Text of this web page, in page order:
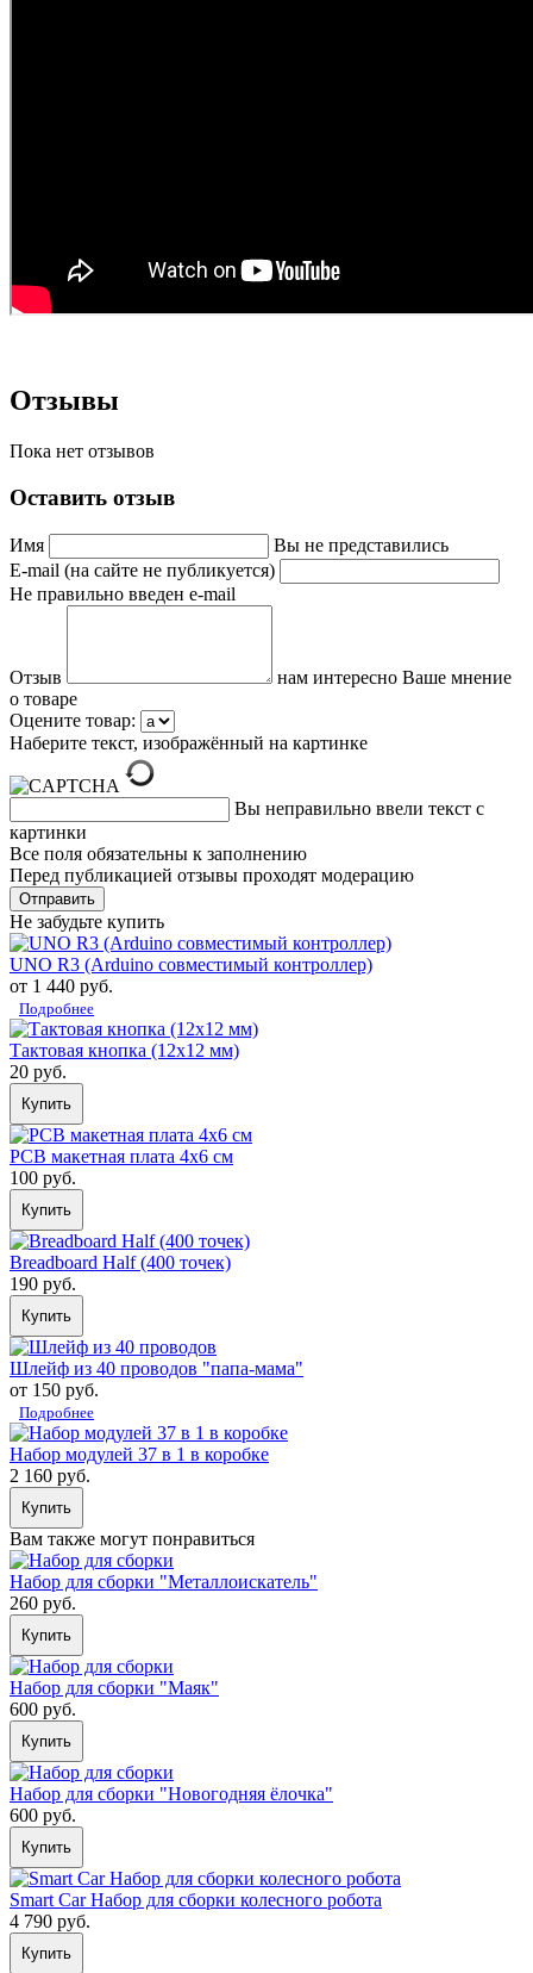
Отзывы
Пока нет отзывов
Оставить отзыв
Имя
Вы не представились
E-mail (на сайте не публикуется)
Не правильно введен e-mail
Отзыв
нам интересно Ваше мнение
о товаре
Оцените товар:
Наберите текст, изображённый на картинке
Вы неправильно ввели текст с
картинки
Все поля обязательны к заполнению
Перед публикацией отзывы проходят модерацию
Не забудьте купить
UNO R3 (Arduino совместимый контроллер)
от 1 440 руб.
Подробнее
Тактовая кнопка (12х12 мм)
20 руб.
Купить
PCB макетная плата 4х6 см
100 руб.
Купить
Breadboard Half (400 точек)
190 руб.
Купить
Шлейф из 40 проводов "папа-мама"
от 150 руб.
Подробнее
Набор модулей 37 в 1 в коробке
2 160 руб.
Купить
Вам также могут понравиться
Набор для сборки "Металлоискатель"
260 руб.
Купить
Набор для сборки "Маяк"
600 руб.
Купить
Набор для сборки "Новогодняя ёлочка"
600 руб.
Купить
Smart Car Набор для сборки колесного робота
4 790 руб.
Купить